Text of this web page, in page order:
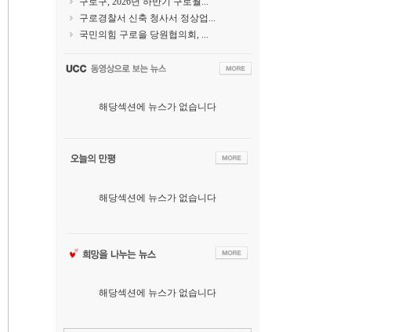
구로경찰서 신축 청사서 정상업...
국민의힘 구로을 당원협의회, ...
해당섹션에 뉴스가 없습니다
해당섹션에 뉴스가 없습니다
해당섹션에 뉴스가 없습니다